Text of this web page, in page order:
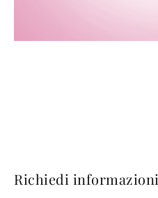
Richiedi informazioni